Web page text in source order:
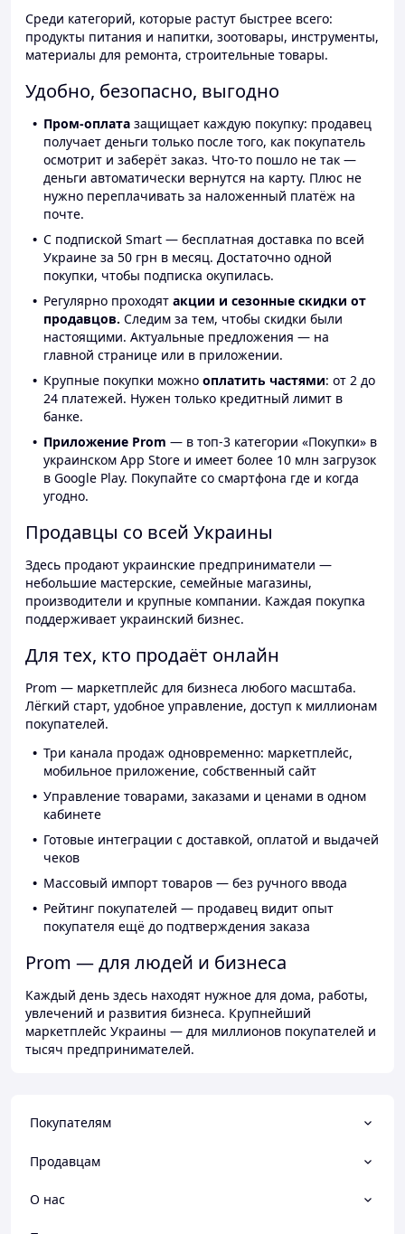
Среди категорий, которые растут быстрее всего:
продукты питания и напитки, зоотовары, инструменты,
материалы для ремонта, строительные товары.
Удобно, безопасно, выгодно
Пром-оплата защищает каждую покупку: продавец
получает деньги только после того, как покупатель
осмотрит и заберёт заказ. Что-то пошло не так —
деньги автоматически вернутся на карту. Плюс не
нужно переплачивать за наложенный платёж на
почте.
С подпиской Smart — бесплатная доставка по всей
Украине за 50 грн в месяц. Достаточно одной
покупки, чтобы подписка окупилась.
Регулярно проходят акции и сезонные скидки от
продавцов. Следим за тем, чтобы скидки были
настоящими. Актуальные предложения — на
главной странице или в приложении.
Крупные покупки можно оплатить частями: от 2 до
24 платежей. Нужен только кредитный лимит в
банке.
Приложение Prom — в топ-3 категории «Покупки» в
украинском App Store и имеет более 10 млн загрузок
в Google Play. Покупайте со смартфона где и когда
угодно.
Продавцы со всей Украины
Здесь продают украинские предприниматели —
небольшие мастерские, семейные магазины,
производители и крупные компании. Каждая покупка
поддерживает украинский бизнес.
Для тех, кто продаёт онлайн
Prom — маркетплейс для бизнеса любого масштаба.
Лёгкий старт, удобное управление, доступ к миллионам
покупателей.
Три канала продаж одновременно: маркетплейс,
мобильное приложение, собственный сайт
Управление товарами, заказами и ценами в одном
кабинете
Готовые интеграции с доставкой, оплатой и выдачей
чеков
Массовый импорт товаров — без ручного ввода
Рейтинг покупателей — продавец видит опыт
покупателя ещё до подтверждения заказа
Prom — для людей и бизнеса
Каждый день здесь находят нужное для дома, работы,
увлечений и развития бизнеса. Крупнейший
маркетплейс Украины — для миллионов покупателей и
тысяч предпринимателей.
Покупателям
Продавцам
О нас